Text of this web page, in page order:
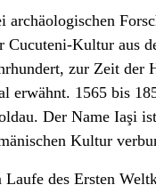
archäologischen
Cucuteni-Kulturaus
zur Zeit der
erwähnt. 1565 bis
Der Name Iaşi
Kultur
Laufe des Ersten